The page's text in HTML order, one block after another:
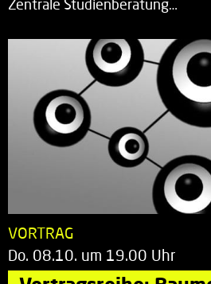
Zentrale Studienberatung…
VORTRAG
Do. 08.10. um 19.00 Uhr